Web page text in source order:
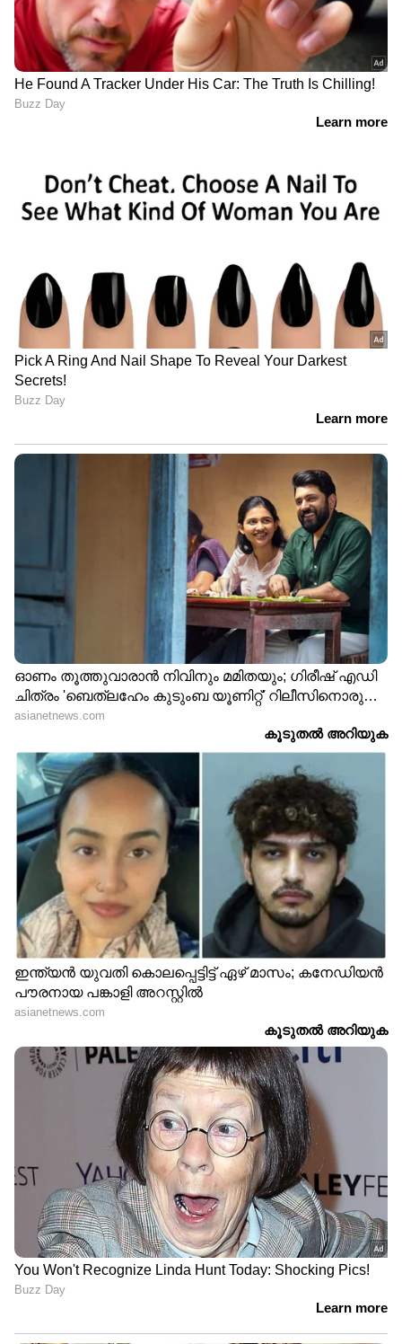
വരെ,
Bigg Boss Malayalam Season 7മുതൽ
Mollywood Celebrity news,Exclusive
Interviewവരെ — എല്ലാEntertainment
Malayalam Movie Review,
Box Office Collection — എല്ലാം ഇപ്പോൾ
നിങ്ങളുടെ മുന്നിൽ. എപ്പോഴും എവിടെയും
എന്റർടൈൻമെന്റിന്റെ താളത്തിൽ ചേരാൻ
ഏഷ്യാനെറ്റ് ന്യൂസ് മലയാളം വാർത്തകൾ
ABOUT THE AUTHOR
DOWNLOAD APP
RECOMMENDED STORIES
'ദൃശ്യം 3' ന്
തൊട്ടുപിന്നാലെ ഒരു ത്രില്ലർ
ചിത്രം; 'ഡോസ്' വരുന്നു
പഞ്ചാബി ഗായിക യഷിന്ദര്‍
കൗര്‍ മരിച്ച നിലയില്‍;
മൃതദേഹം കണ്ടെത്തിയത്
കനാലില്‍ നിന്ന്, ഞെട്ടലില്‍
ആരാധകര്‍